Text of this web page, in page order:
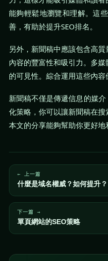
能夠輕鬆地瀏覽和理解。這
善，有助於提升SEO排名。
另外，新聞稿中應該包含高
內容的豐富性和吸引力。多
的可見性。綜合運用這些內
新聞稿不僅是傳遞信息的媒
化策略，你可以讓新聞稿在
本文的分享能夠幫助你更好
← 上一篇
什麼是域名權威？如何提升？
下一篇 →
單頁網站的SEO策略